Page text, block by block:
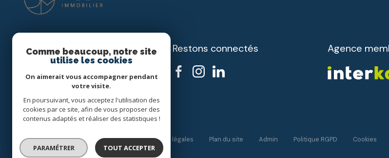
ALEN IMMOBILIER
alen.immobilier@gmail.com
13008 Marseille
Restons connectés Agence
Nos honoraires Nos partenaires Mentions légales Plan du site Admin Politique RGPD Cookies
© 2026 | Tous droits réservés
Comme beaucoup, notre site
utilise les cookies
On aimerait vous accompagner pendant
votre visite.
En poursuivant, vous acceptez l'utilisation des
cookies par ce site, afin de vous proposer des
contenus adaptés et réaliser des statistiques !
PARAMÉTRER TOUT ACCEPTER